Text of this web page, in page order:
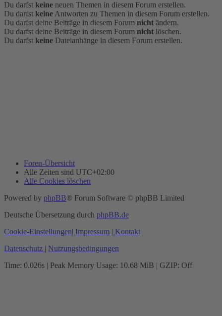
Du darfst keine neuen Themen in diesem Forum erstellen.
Du darfst keine Antworten zu Themen in diesem Forum erstellen.
Du darfst deine Beiträge in diesem Forum nicht ändern.
Du darfst deine Beiträge in diesem Forum nicht löschen.
Du darfst keine Dateianhänge in diesem Forum erstellen.
Foren-Übersicht
Alle Zeiten sind UTC+02:00
Alle Cookies löschen
Powered by phpBB® Forum Software © phpBB Limited
Deutsche Übersetzung durch phpBB.de
Cookie-Einstellungen| Impressum | Kontakt
Datenschutz | Nutzungsbedingungen
Time: 0.026s | Peak Memory Usage: 10.68 MiB | GZIP: Off